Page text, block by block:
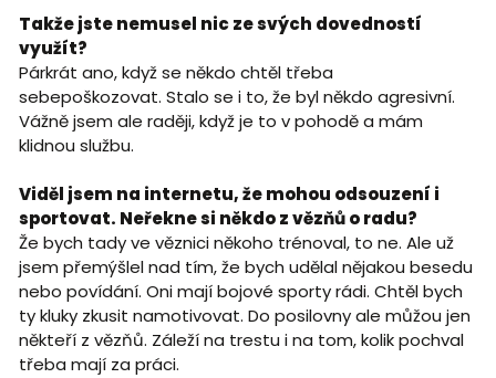
Takže jste nemusel nic ze svých dovedností
využít?
Párkrát ano, když se někdo chtěl třeba
sebepoškozovat. Stalo se i to, že byl někdo agresivní.
Vážně jsem ale raději, když je to v pohodě a mám
klidnou službu.
Viděl jsem na internetu, že mohou odsouzení i
sportovat. Neřekne si někdo z vězňů o radu?
Že bych tady ve věznici někoho trénoval, to ne. Ale už
jsem přemýšlel nad tím, že bych udělal nějakou besedu
nebo povídání. Oni mají bojové sporty rádi. Chtěl bych
ty kluky zkusit namotivovat. Do posilovny ale můžou jen
někteří z vězňů. Záleží na trestu i na tom, kolik pochval
třeba mají za práci.